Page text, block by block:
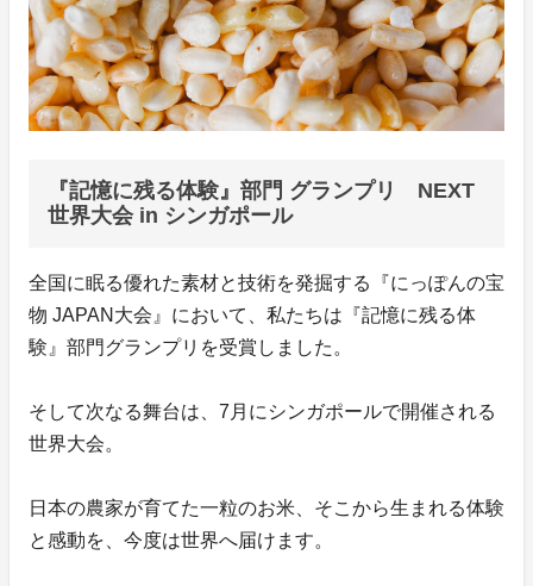
『記憶に残る体験』部門 グランプリ NEXT
世界大会 in シンガポール
全国に眠る優れた素材と技術を発掘する『にっぽんの宝
物 JAPAN大会』において、私たちは『記憶に残る体
験』部門グランプリを受賞しました。
そして次なる舞台は、7月にシンガポールで開催される
世界大会。
日本の農家が育てた一粒のお米、そこから生まれる体験
と感動を、今度は世界へ届けます。